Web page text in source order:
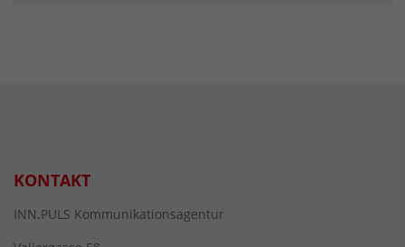
KONTAKT
INN.PULS Kommunikationsagentur